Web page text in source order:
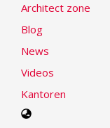
Architect zone
Blog
News
Videos
Kantoren
Select